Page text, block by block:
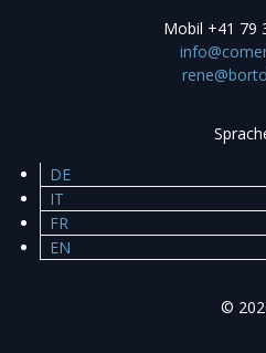
Mobil +41 79
DE
IT
FR
EN
©